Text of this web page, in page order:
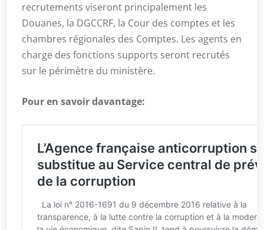
recrutements viseront principalement les
Douanes, la DGCCRF, la Cour des comptes et les
chambres régionales des Comptes. Les agents en
charge des fonctions supports seront recrutés
sur le périmètre du ministère.
Pour en savoir davantage: